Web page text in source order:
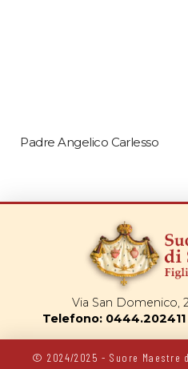
Padre Angelico Carlesso
Via San Domenico,
Telefono: 0444.202411
© 2024/2025 - Suore Maestre